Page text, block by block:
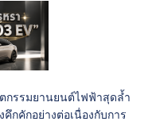
กรรมยานยนต์ไฟฟ้าสุดล้ำ
กคักอย่างต่อเนื่องกับการ